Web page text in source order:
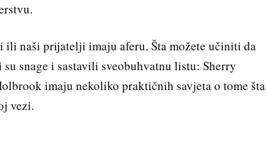
naši prijatelji imaju aferu. Šta možete učiniti da
snage i sastavili sveobuhvatnu listu: Sherry
imaju nekoliko praktičnih savjeta o tome šta
vezi.